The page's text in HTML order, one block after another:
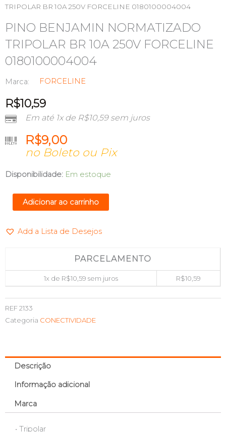
TRIPOLAR BR 10A 250V FORCELINE 0180100004004
PINO BENJAMIN NORMATIZADO
TRIPOLAR BR 10A 250V FORCELINE
0180100004004
Marca: FORCELINE
R$10,59
Em até 1x de R$10,59sem juros
R$9,00
no Boleto ou Pix
Disponibilidade: Em estoque
PINO
NORMATIZADO
TRIPOLAR
10A
0180100004004
quantidade
Adicionar ao carrinho
Add a Lista de Desejos
PARCELAMENTO
1x de R$10,59 sem juros R$10,59
REF2133
Categoria CONECTIVIDADE
Descrição
Informação adicional
Marca
• Tripolar